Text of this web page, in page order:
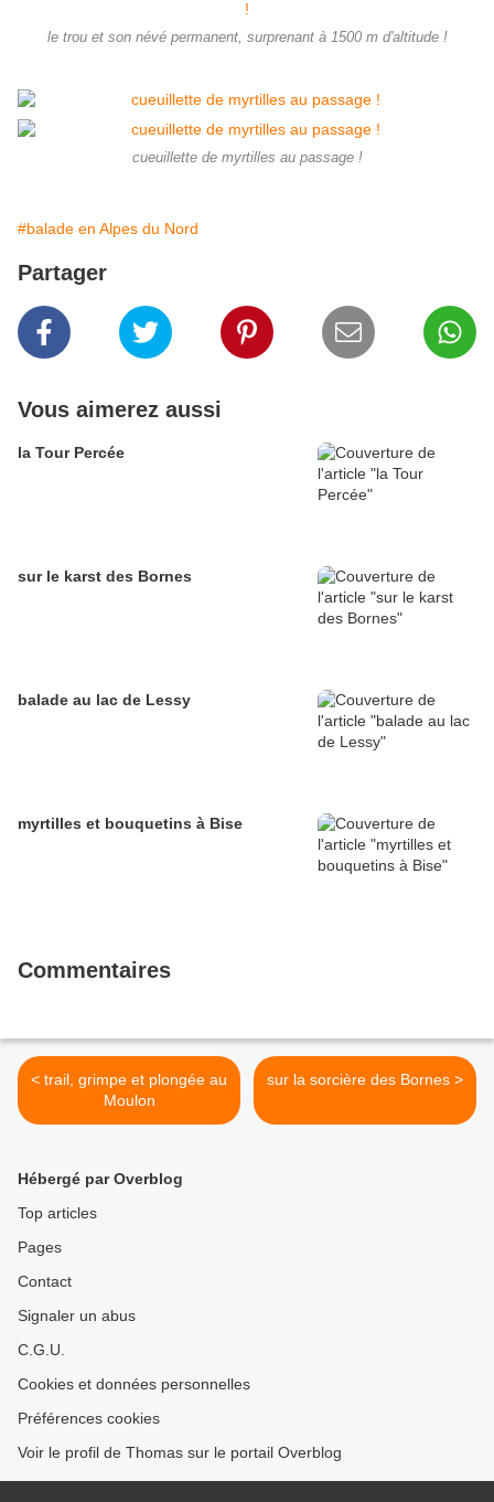
le trou et son névé permanent, surprenant à 1500 m d'altitude !
cueuillette de myrtilles au passage !
#balade en Alpes du Nord
Partager
Vous aimerez aussi
la Tour Percée
sur le karst des Bornes
balade au lac de Lessy
myrtilles et bouquetins à Bise
Commentaires
< trail, grimpe et plongée au
Moulon
sur la sorcière des Bornes >
Hébergé par Overblog
Top articles
Pages
Contact
Signaler un abus
C.G.U.
Cookies et données personnelles
Préférences cookies
Voir le profil de Thomas sur le portail Overblog